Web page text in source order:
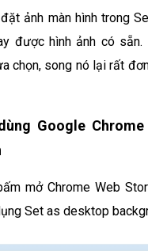
ảnh màn hình trong
được hình ảnh có sẵn.
chọn, song nó lại rất
Google
mở Chrome Web
Set as desktop